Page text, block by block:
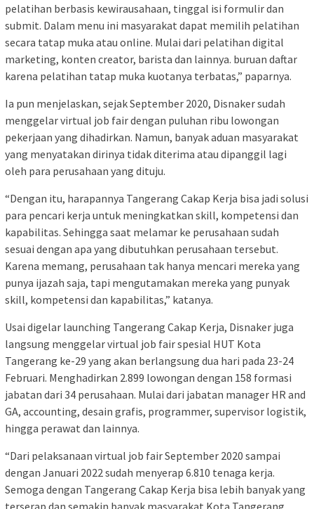
pelatihan berbasis kewirausahaan, tinggal isi formulir dan
submit. Dalam menu ini masyarakat dapat memilih pelatihan
secara tatap muka atau online. Mulai dari pelatihan digital
marketing, konten creator, barista dan lainnya. buruan daftar
karena pelatihan tatap muka kuotanya terbatas,” paparnya.
Ia pun menjelaskan, sejak September 2020, Disnaker sudah
menggelar virtual job fair dengan puluhan ribu lowongan
pekerjaan yang dihadirkan. Namun, banyak aduan masyarakat
yang menyatakan dirinya tidak diterima atau dipanggil lagi
oleh para perusahaan yang dituju.
“Dengan itu, harapannya Tangerang Cakap Kerja bisa jadi solusi
para pencari kerja untuk meningkatkan skill, kompetensi dan
kapabilitas. Sehingga saat melamar ke perusahaan sudah
sesuai dengan apa yang dibutuhkan perusahaan tersebut.
Karena memang, perusahaan tak hanya mencari mereka yang
punya ijazah saja, tapi mengutamakan mereka yang punyak
skill, kompetensi dan kapabilitas,” katanya.
Usai digelar launching Tangerang Cakap Kerja, Disnaker juga
langsung menggelar virtual job fair spesial HUT Kota
Tangerang ke-29 yang akan berlangsung dua hari pada 23-24
Februari. Menghadirkan 2.899 lowongan dengan 158 formasi
jabatan dari 34 perusahaan. Mulai dari jabatan manager HR and
GA, accounting, desain grafis, programmer, supervisor logistik,
hingga perawat dan lainnya.
“Dari pelaksanaan virtual job fair September 2020 sampai
dengan Januari 2022 sudah menyerap 6.810 tenaga kerja.
Semoga dengan Tangerang Cakap Kerja bisa lebih banyak yang
terserap dan semakin banyak masyarakat Kota Tangerang